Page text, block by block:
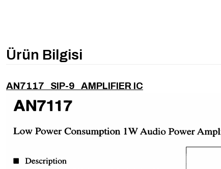
Ürün Bilgisi
AN7117 SIP-9 AMPLIFIER IC